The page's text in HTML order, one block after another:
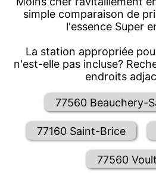
simple comparaison de
l'essence Super
La station appropriée
n'est-elle pas incluse?
endroits
77560 Beauchery-
77160 Saint-Brice
77560